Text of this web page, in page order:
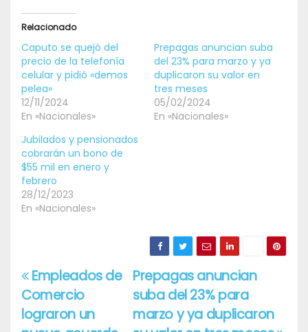
Relacionado
Caputo se quejó del
precio de la telefonía
celular y pidió «demos
pelea»
12/11/2024
En «Nacionales»
Prepagas anuncian suba
del 23% para marzo y ya
duplicaron su valor en
tres meses
05/02/2024
En «Nacionales»
Jubilados y pensionados
cobrarán un bono de
$55 mil en enero y
febrero
28/12/2023
En «Nacionales»
Navegación
de
Prepagas anuncian
suba del 23% para
marzo y ya duplicaron
Empleados de
Comercio
lograron un